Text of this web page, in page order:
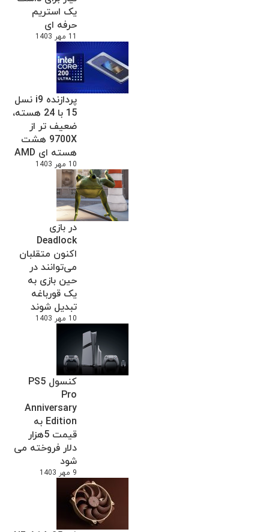
یک استریم
حرفه ای
11 مهر 1403
پردازنده i9 نسل
15 با 24 هسته،
ضعیف تر از
9700X هشت
هسته ای AMD
10 مهر 1403
در بازی
Deadlock
اکنون متقلبان
می‌توانند در
حین بازی به
یک قورباغه
تبدیل شوند
10 مهر 1403
کنسول PS5
Pro
Anniversary
Edition به
قیمت 5هزار
دلار فروخته می
شود
9 مهر 1403